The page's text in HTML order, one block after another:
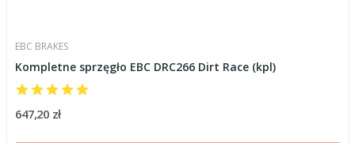
EBC BRAKES
Kompletne sprzęgło EBC DRC266 Dirt Race (kpl)
647,20 zł